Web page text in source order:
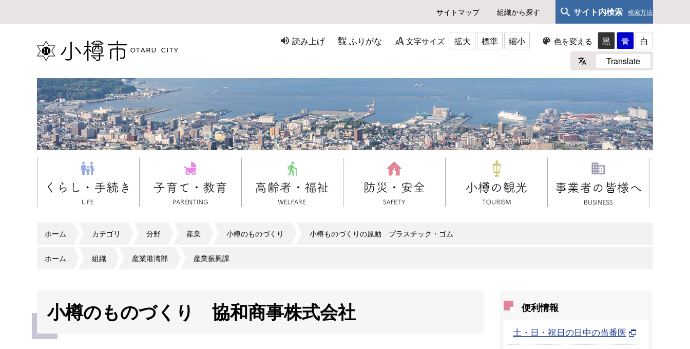
サイトマップ 組織から探す サイト内検索 検索方法
読み上げ ふりがな 文字サイズ 拡大 標準 縮小 色を変える 黒 青
白
Translate
ホーム カテゴリ 分野 産業 小樽のものづくり 小樽ものづくりの原動 プラスチック・ゴム
ホーム 組織 産業港湾部 産業振興課
小樽のものづくり 協和商事株式会社 便利情報
土・日・祝日の日中の当番医